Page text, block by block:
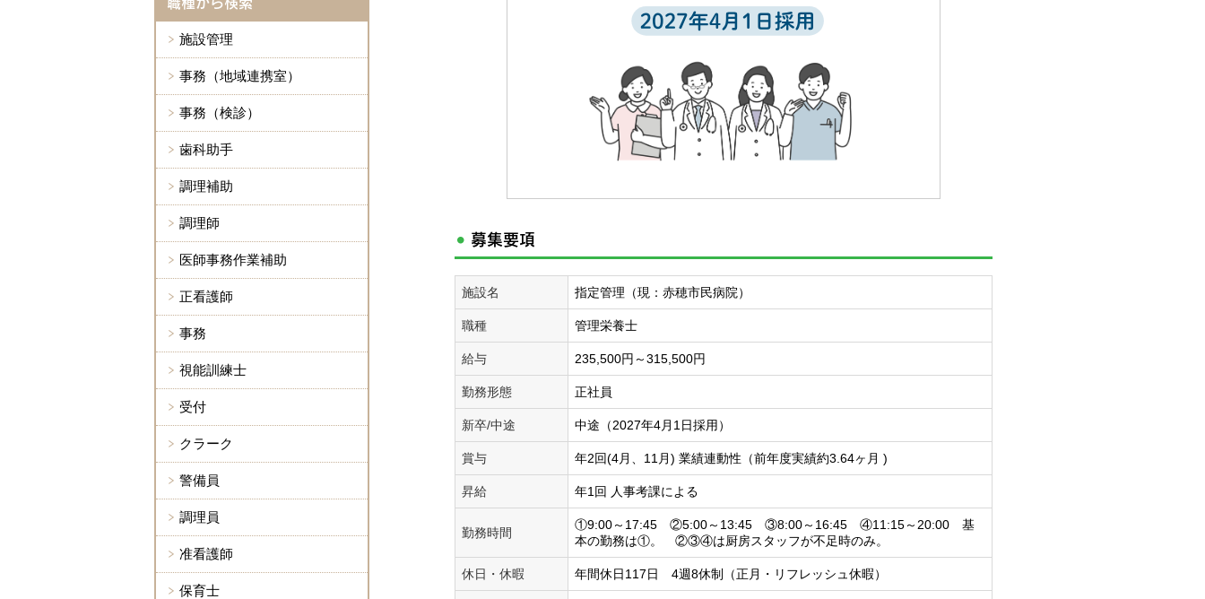
募集要項
施設名 指定管理（現：赤穂市民病院）
職種 管理栄養士
給与 235,500円～315,500円
勤務形態 正社員
新卒/中途 中途（2027年4月1日採用）
賞与 年2回(4月、11月) 業績連動性（前年度実績約3.64ヶ月 )
昇給 年1回 人事考課による
勤務時間
①9:00～17:45 ②5:00～13:45 ③8:00～16:45 ④11:15～20:00 基
本の勤務は①。 ②③④は厨房スタッフが不足時のみ。
休日・休暇 年間休日117日 4週8休制（正月・リフレッシュ休暇）
施設管理
事務（地域連携室）
事務（検診）
歯科助手
調理補助
調理師
医師事務作業補助
正看護師
事務
視能訓練士
受付
クラーク
警備員
調理員
准看護師
保育士